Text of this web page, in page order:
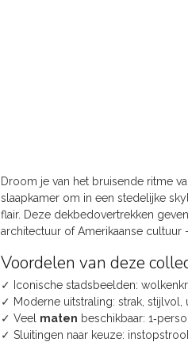
Droom je van het bruisende ritme
slaapkamer om in een stedelijke
flair. Deze dekbedovertrekken
architectuur of Amerikaanse cultuur
Voordelen van deze
✓ Iconische stadsbeelden:
✓ Moderne uitstraling: strak, stijlvol,
✓ Veel maten beschikbaar:
✓ Sluitingen naar keuze: